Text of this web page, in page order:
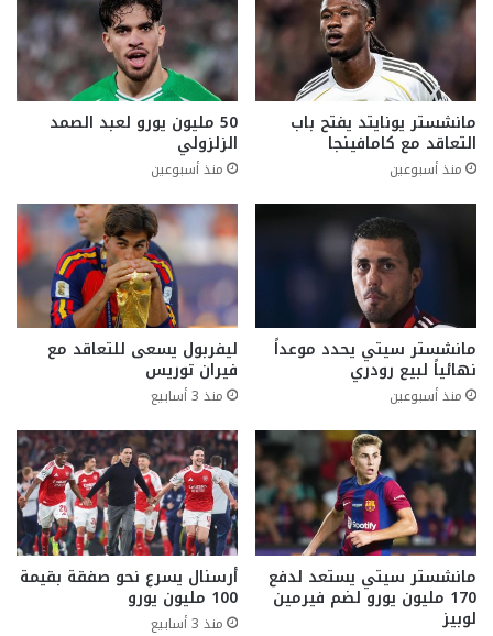
مانشستر يونايتد يفتح باب
التعاقد مع كامافينجا
منذ أسبوعين
50 مليون يورو لعبد الصمد
الزلزولي
منذ أسبوعين
مانشستر سيتي يحدد موعداً
نهائياً لبيع رودري
منذ أسبوعين
ليفربول يسعى للتعاقد مع
فيران توريس
منذ 3 أسابيع
مانشستر سيتي يستعد لدفع
170 مليون يورو لضم فيرمين
لوبيز
أرسنال يسرع نحو صفقة بقيمة
100 مليون يورو
منذ 3 أسابيع